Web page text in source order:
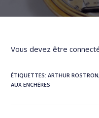
Vous devez être
ÉTIQUETTES:ARTHUR ROSTRON
AUX ENCHÈRES